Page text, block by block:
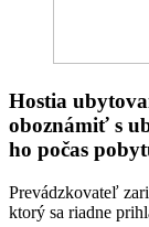
Hostia
oboznámiť s
ho počas
Prevádzkovateľ
ktorý sa riadne